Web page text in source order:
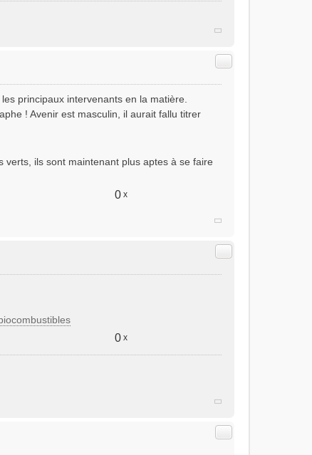
Citer
principaux intervenants en la matière.
! Avenir est masculin, il aurait fallu titrer
ils sont maintenant plus aptes à se faire
0 x
Citer
0 x
Citer